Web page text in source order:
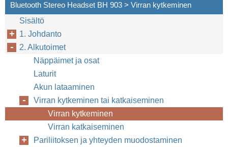
Bluetooth Stereo Headset BH 903 > Virran kytkeminen
Sisältö
1. Johdanto
2. Alkutoimet
Näppäimet ja osat
Laturit
Akun lataaminen
Virran kytkeminen tai katkaiseminen
Virran kytkeminen
Virran katkaiseminen
Pariliitoksen ja yhteyden muodostaminen